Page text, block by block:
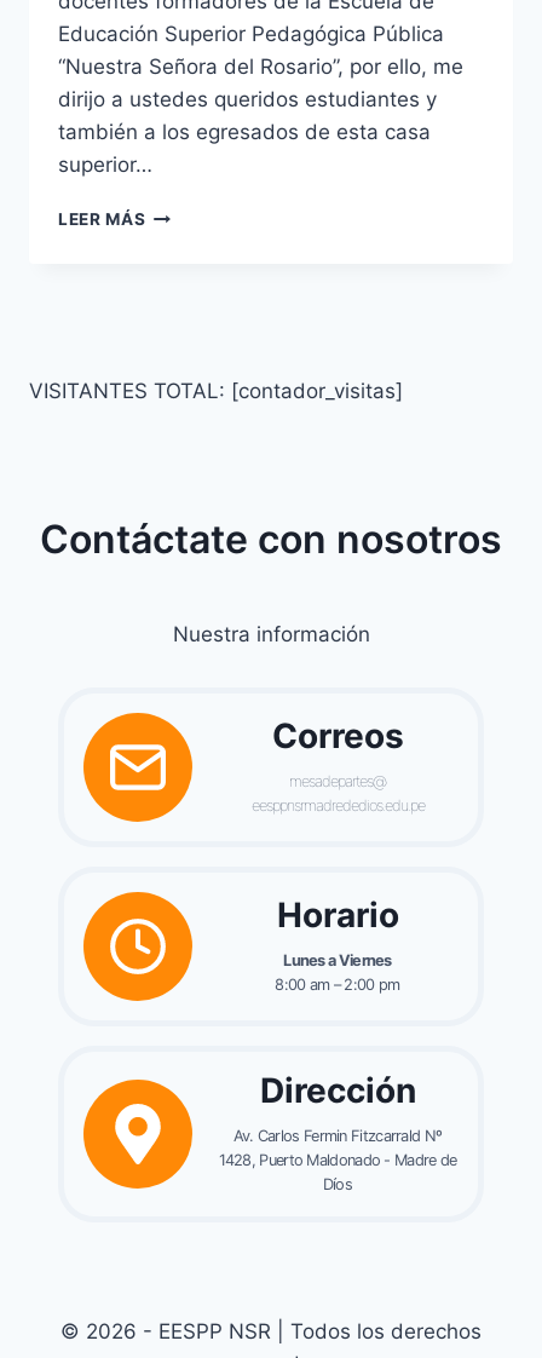
Educación Superior Pedagógica Pública
“Nuestra Señora del Rosario”, por ello, me
dirijo a ustedes queridos estudiantes y
también a los egresados de esta casa
superior…
LEER MÁS SALUDO
VISITANTES TOTAL: [contador_visitas]
Contáctate con nosotros
Nuestra información
Correos
mesadepartes@
eesppnsrmadrededios.edu.pe
Horario
Lunes a Viernes
8:00 am – 2:00 pm
Dirección
Av. Carlos Fermin Fitzcarrald Nº
1428, Puerto Maldonado - Madre de
Díos
© 2026 - EESPP NSR | Todos los derechos